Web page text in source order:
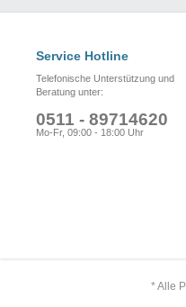
Service Hotline
Telefonische Unterstützung und
Beratung unter:
0511 - 89714620
Mo-Fr, 09:00 - 18:00 Uhr
* Alle